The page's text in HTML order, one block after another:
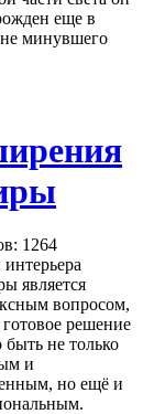
еще в
минувшего
1264
является
вопросом,
готовое решение
не только
и
но ещё и